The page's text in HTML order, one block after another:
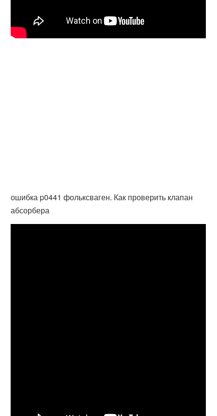
ошибка p0441 фольксваген. Как проверить клапан
абсорбера